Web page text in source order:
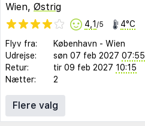
Wien, Østrig
4,1 /5 4°C
Flyv fra: København - Wien
Udrejse:
søn 07 feb 2027 07:55
Retur:
tir 09 feb 2027 10:15
Nætter:
2
Flere valg